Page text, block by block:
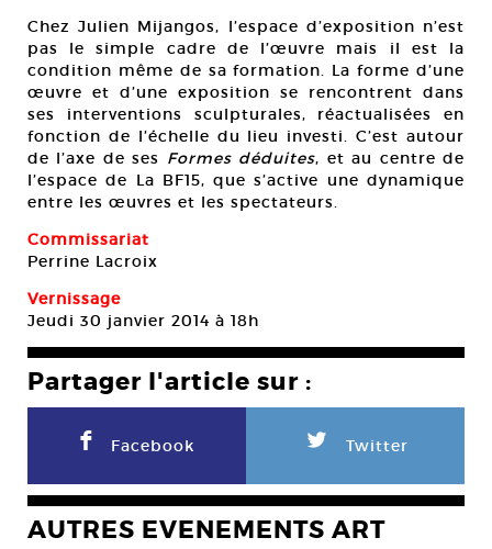
Chez Julien Mijangos, l’espace d’exposition n’est
pas le simple cadre de l’œuvre mais il est la
condition même de sa formation. La forme d’une
œuvre et d’une exposition se rencontrent dans
ses interventions sculpturales, réactualisées en
fonction de l’échelle du lieu investi. C’est autour
de l’axe de ses Formes déduites, et au centre de
l’espace de La BF15, que s’active une dynamique
entre les œuvres et les spectateurs.
Commissariat
Perrine Lacroix
Vernissage
Jeudi 30 janvier 2014 à 18h
Partager l'article sur :
F Facebook L Twitter
AUTRES EVENEMENTS ART